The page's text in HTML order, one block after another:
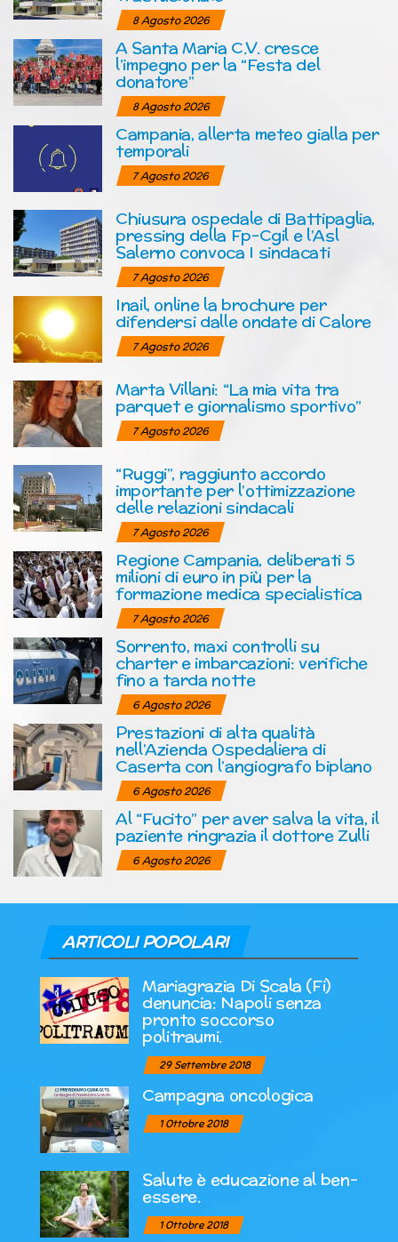
8 Agosto 2026
A Santa Maria C.V. cresce
l’impegno per la “Festa del
donatore”
8 Agosto 2026
Campania, allerta meteo gialla per
temporali
7 Agosto 2026
Chiusura ospedale di Battipaglia,
pressing della Fp-Cgil e l’Asl
Salerno convoca I sindacati
7 Agosto 2026
Inail, online la brochure per
difendersi dalle ondate di Calore
7 Agosto 2026
Marta Villani: “La mia vita tra
parquet e giornalismo sportivo”
7 Agosto 2026
“Ruggi”, raggiunto accordo
importante per l’ottimizzazione
delle relazioni sindacali
7 Agosto 2026
Regione Campania, deliberati 5
milioni di euro in più per la
formazione medica specialistica
7 Agosto 2026
Sorrento, maxi controlli su
charter e imbarcazioni: verifiche
fino a tarda notte
6 Agosto 2026
Prestazioni di alta qualità
nell’Azienda Ospedaliera di
Caserta con l’angiografo biplano
6 Agosto 2026
Al “Fucito” per aver salva la vita, il
paziente ringrazia il dottore Zulli
6 Agosto 2026
ARTICOLI POPOLARI
Mariagrazia Di Scala (Fi)
denuncia: Napoli senza
pronto soccorso
politraumi.
29 Settembre 2018
Campagna oncologica
1 Ottobre 2018
Salute è educazione al ben-
essere.
1 Ottobre 2018